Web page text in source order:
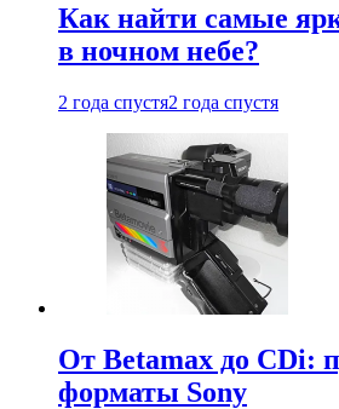
Как найти самые
в ночном небе?
2 года спустя2 года спустя
От Betamax до CDi:
форматы Sony